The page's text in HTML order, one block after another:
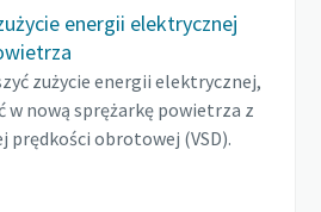
energii elektrycznej
zużycie energii elektrycznej,
nową sprężarkę powietrza z
prędkości obrotowej (VSD).